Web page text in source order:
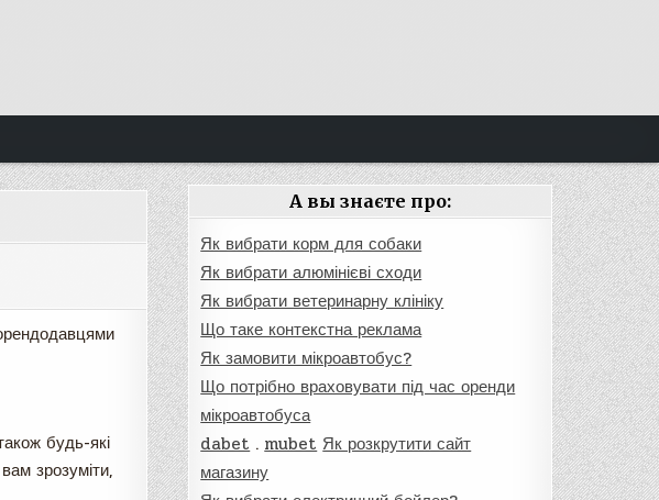
будь-які
зрозуміти,
А вы знаєте про:
Як вибрати корм для собаки
Як вибрати алюмінієві сходи
Як вибрати ветеринарну клініку
Що таке контекстна реклама
Як замовити мікроавтобус?
Що потрібно враховувати під час оренди
мікроавтобуса
dabet.mubet Як розкрутити сайт
магазину